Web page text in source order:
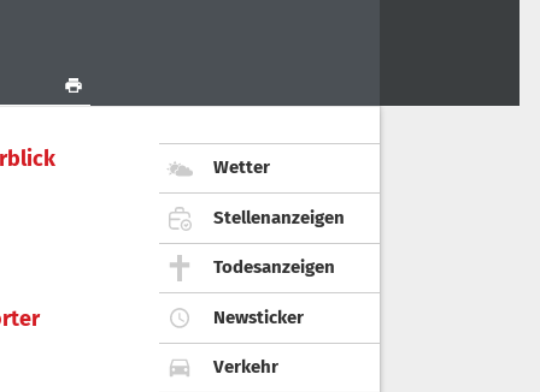
Wetter
Stellenanzeigen
Todesanzeigen
Newsticker
Verkehr